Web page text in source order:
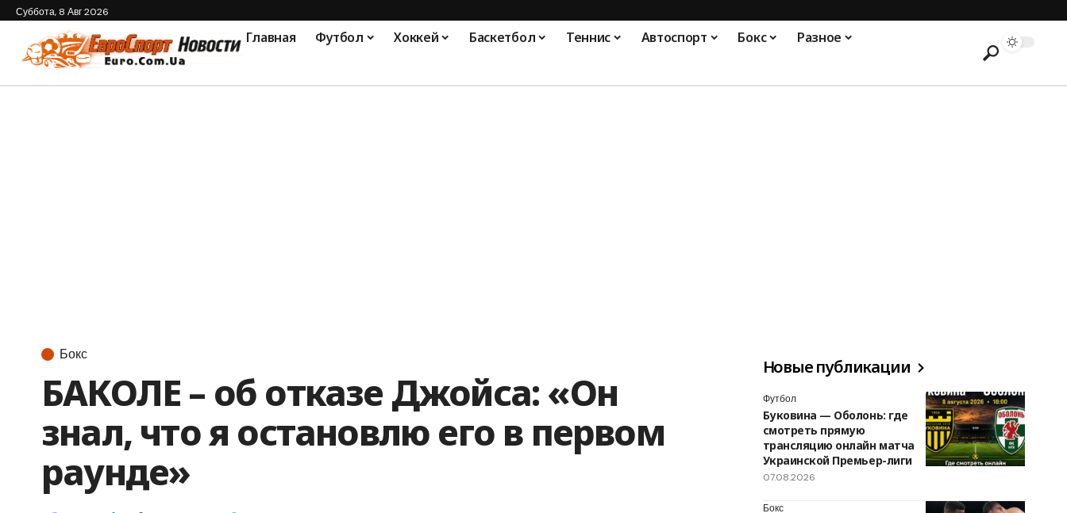
Суббота, 8 Авг 2026
Главная Футбол Хоккей Баскетбол Теннис Автоспорт Бокс Разное
Бокс
БАКОЛЕ – об отказе Джойса: «Он
знал, что я остановлю его в первом
раунде»
Новые публикации
Футбол
Буковина — Оболонь: где
смотреть прямую
трансляцию онлайн матча
Украинской Премьер-лиги
07.08.2026
Бокс